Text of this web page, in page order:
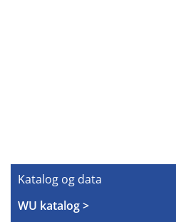
Katalog og data
WU katalog >